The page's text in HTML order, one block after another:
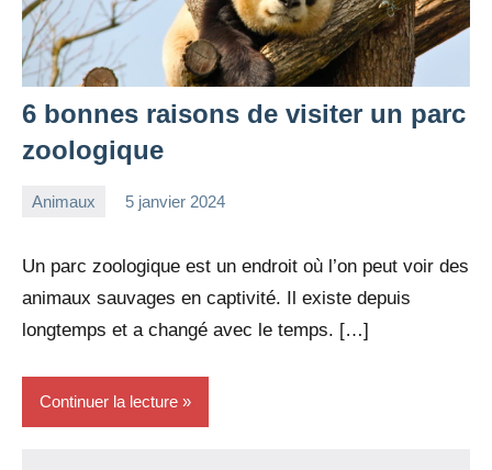
6 bonnes raisons de visiter un parc
zoologique
Animaux 5 janvier 2024
Un parc zoologique est un endroit où l’on peut voir des
animaux sauvages en captivité. Il existe depuis
longtemps et a changé avec le temps. […]
Continuer la lecture